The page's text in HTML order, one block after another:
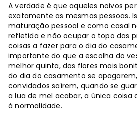
A verdade é que aqueles noivos
exatamente as mesmas pessoas.
maturação pessoal e como casal
refletida e não ocupar o topo das
coisas a fazer para o dia do
importante do que a escolha do
melhor quinta, das flores mais
do dia do casamento se
convidados saírem, quando se
a lua de mel acabar, a única coisa
à normalidade.